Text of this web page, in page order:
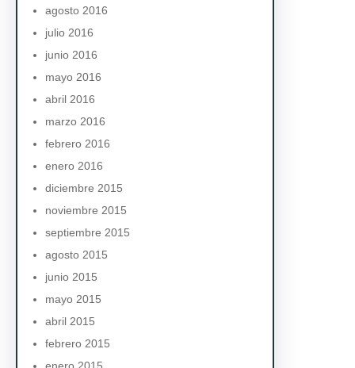
agosto 2016
julio 2016
junio 2016
mayo 2016
abril 2016
marzo 2016
febrero 2016
enero 2016
diciembre 2015
noviembre 2015
septiembre 2015
agosto 2015
junio 2015
mayo 2015
abril 2015
febrero 2015